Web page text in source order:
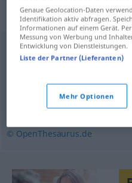
Synonyme
Sektion,Referat,Ressort,
Teilgebiet,Sparte,
© OpenThesaurus.de
Genaue Geolocation-Daten
Identifikation aktiv abfragen.
Informationen auf einem Gerät.
Messung von Werbung und
Entwicklung von Dienstleistungen.
Liste der Partner (Lieferanten)
Mehr Optionen